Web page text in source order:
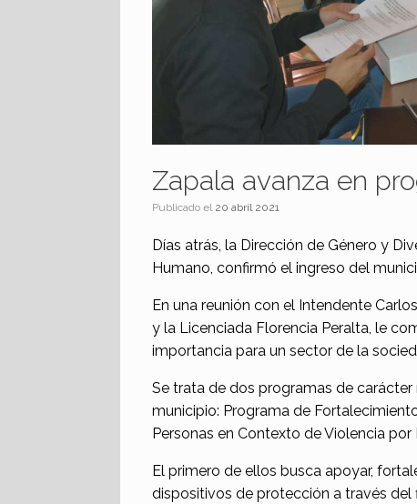
Zapala avanza en
Publicado el 20 abril 2021
Días atrás, la Dirección de Género y
Humano, confirmó el ingreso del
En una reunión con el Intendente
y la Licenciada Florencia Peralta, le
importancia para un sector de la
Se trata de dos programas de
municipio: Programa de
Personas en Contexto de Violencia
El primero de ellos busca apoyar,
dispositivos de protección a través